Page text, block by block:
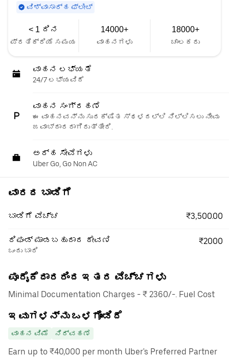
ವಿಶ್ವಾಸಾರ್ಹ ಫ್ಲೀಟ್
< 1 ದಿನ
ಪ್ರತಿಕ್ರಿಯೆ ಸಮಯ
14000+
ವಾಹನಗಳು
18000+
ಚಾಲಕರು
ವಾಹನ ಲಭ್ಯತೆ
24/7 ಲಭ್ಯವಿದೆ
ವಾಹನ ಸಂಗ್ರಹಣೆ
ಈ ವಾಹನವನ್ನು ಸುರಕ್ಷಿತ ಸ್ಥಳದಲ್ಲಿ ನಿಲ್ಲಿಸಲು ನೀವು
ಜವಾಬ್ದಾರರಾಗಿರುತ್ತೀರಿ.
ಅರ್ಹ ಸೇವೆಗಳು
Uber Go, Go Non AC
ವಾರದ ಬಾಡಿಗೆ
ಬಾಡಿಗೆ ವೆಚ್ಚ ₹3,500.00
ರಿಫಂಡ್ ಮಾಡಬಹುದಾದ ಠೇವಣಿ
ಒಂದು ಬಾರಿ
₹2000
ಪೂರೈಕೆದಾರರಿಂದ ಇತರ ವೆಚ್ಚಗಳು
Minimal Documentation Charges - ₹ 2360/-. Fuel Cost
ಇವುಗಳನ್ನು ಒಳಗೊಂಡಿದೆ
ವಾಹನ ವಿಮೆ ನಿರ್ವಹಣೆ
Earn up to ₹40,000 per month Uber's Preferred Partner